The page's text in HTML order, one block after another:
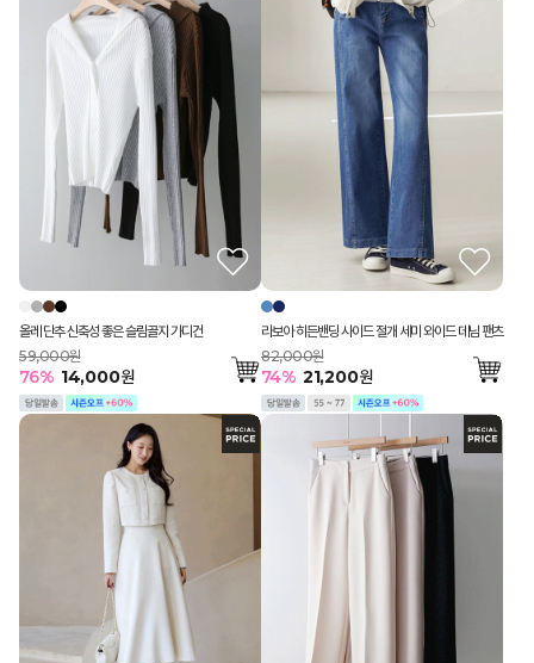
올레 단추 신축성 좋은 슬림골지 가디건
59,000원
76% 14,000원
라보아 히든밴딩 사이드 절개 세미 와이드 데님 팬츠
82,000원
74% 21,200원